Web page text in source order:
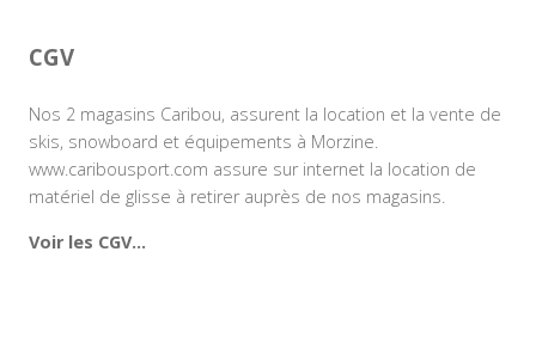
CGV
Nos 2 magasins Caribou, assurent la location et la vente de
skis, snowboard et équipements à Morzine.
www.caribousport.com assure sur internet la location de
matériel de glisse à retirer auprès de nos magasins.
Voir les CGV...